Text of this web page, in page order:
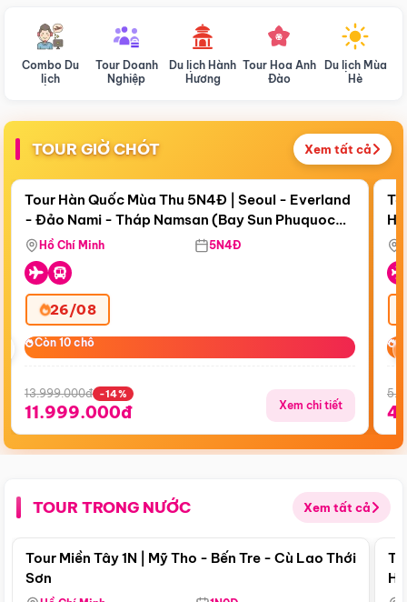
Combo Du
lịch
Tour Doanh
Nghiệp
Du lịch Hành
Hương
Tour Hoa Anh
Đào
Du lịch Mùa
Hè
TOUR GIỜ CHÓT Xem tất cả
Còn18 ngày 16:09:55
Bay Sun Phuquoc Airways
Điểm nổi bật
Tour Hàn Quốc Mùa Thu 5N4Đ | Seoul - Everland
- Đảo Nami - Tháp Namsan (Bay Sun Phuquoc
Airways)
Hồ Chí Minh 5N4Đ
26/08
Còn 10 chỗ
Còn 10 chỗ
13.999.000đ -14%
11.999.000đ Xem chi tiết
TOUR TRONG NƯỚC Xem tất cả
Điểm nổi bật
Tour Miền Tây 1N | Mỹ Tho - Bến Tre - Cù Lao Thới
Sơn